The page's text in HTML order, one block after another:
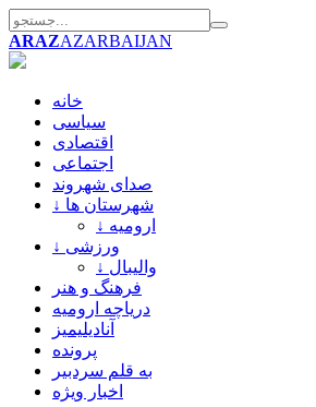
ARAZAZARBAIJAN
خانه
سیاسی
اقتصادی
اجتماعی
صدای شهروند
↓ شهرستان ها
↓ ارومیه
↓ ورزشی
↓ والیبال
فرهنگ و هنر
دریاچه ارومیه
آنادیلیمیز
پرونده
به قلم سردبیر
اخبار ویژه